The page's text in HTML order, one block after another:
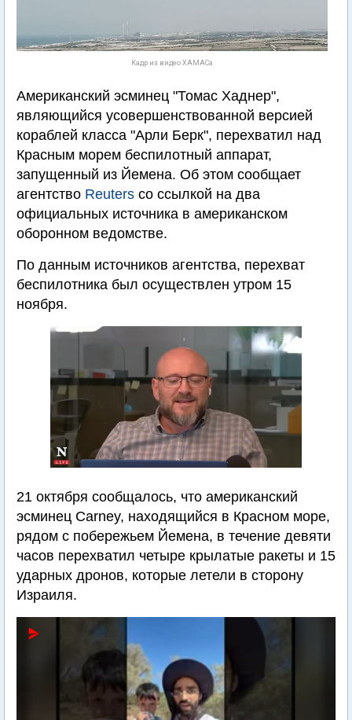
Кадр из видео ХАМАСа
Американский эсминец "Томас Хаднер",
являющийся усовершенствованной версией
кораблей класса "Арли Берк", перехватил над
Красным морем беспилотный аппарат,
запущенный из Йемена. Об этом сообщает
агентство Reuters со ссылкой на два
официальных источника в американском
оборонном ведомстве.
По данным источников агентства, перехват
беспилотника был осуществлен утром 15
ноября.
21 октября сообщалось, что американский
эсминец Carney, находящийся в Красном море,
рядом с побережьем Йемена, в течение девяти
часов перехватил четыре крылатые ракеты и 15
ударных дронов, которые летели в сторону
Израиля.